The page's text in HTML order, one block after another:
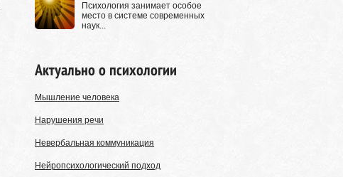
Психология занимает особое
место в системе современных
наук...
Актуально о психологии
Мышление человека
Нарушения речи
Невербальная коммуникация
Нейропсихологический подход